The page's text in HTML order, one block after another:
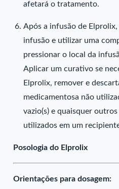
afetará o tratamento.
Após a infusão de
infusão e utilizar uma
pressionar o local da
Aplicar um curativo se
Elprolix, remover e
medicamentosa não
vazio(s) e quaisquer
utilizados em um
Posologia do Elprolix
Orientações para dosagem: